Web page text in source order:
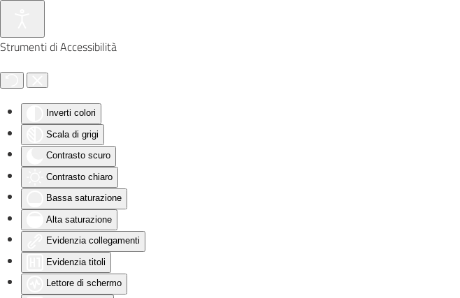
Strumenti di Accessibilità
Inverti colori
Scala di grigi
Contrasto scuro
Contrasto chiaro
Bassa saturazione
Alta saturazione
Evidenzia collegamenti
Evidenzia titoli
Lettore di schermo
Skip to main content